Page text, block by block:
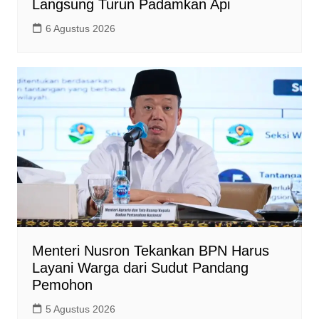
Langsung Turun Padamkan Api
6 Agustus 2026
Menteri Nusron Tekankan BPN Harus
Layani Warga dari Sudut Pandang
Pemohon
5 Agustus 2026